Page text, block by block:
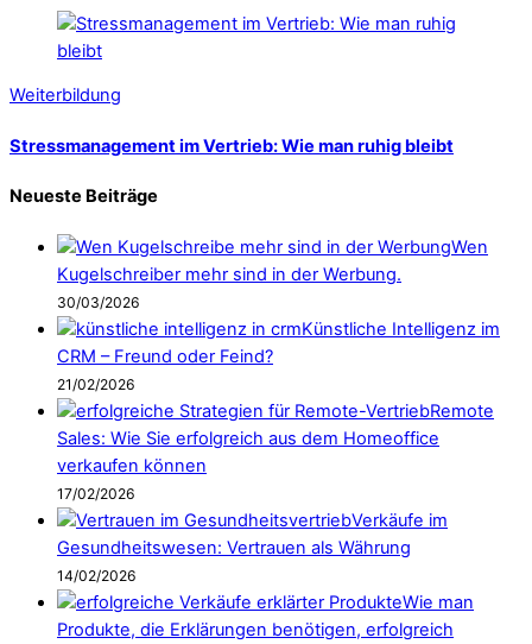
Weiterbildung
Stressmanagement im Vertrieb: Wie man ruhig bleibt
Neueste Beiträge
Wen
Kugelschreiber mehr sind in der Werbung.
30/03/2026
Künstliche Intelligenz im
CRM – Freund oder Feind?
21/02/2026
Remote
Sales: Wie Sie erfolgreich aus dem Homeoffice
verkaufen können
17/02/2026
Verkäufe im
Gesundheitswesen: Vertrauen als Währung
14/02/2026
Wie man
Produkte, die Erklärungen benötigen, erfolgreich